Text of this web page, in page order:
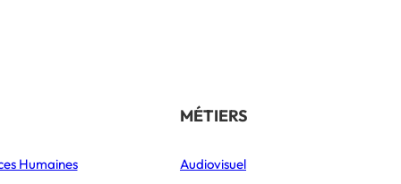
Éducation
THÉMATIQUES
Orientation
Humaines
MÉTIERS
Audiovisuel